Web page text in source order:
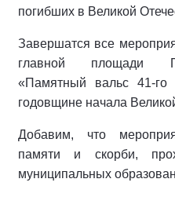
погибших в Великой
Завершатся все
главной площади
«Памятный вальс 41-го
годовщине начала
Добавим, что
памяти и скорби,
муниципальных